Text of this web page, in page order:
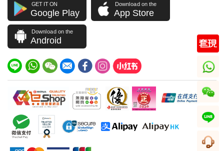
GET IT ON
Google Play
Download on the
App Store
Download on the
Android
whatsapp